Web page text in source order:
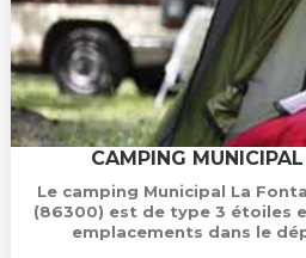
CAMPING
Le camping Municipal La
(86300) est de type 3 étoiles
emplacements dans le